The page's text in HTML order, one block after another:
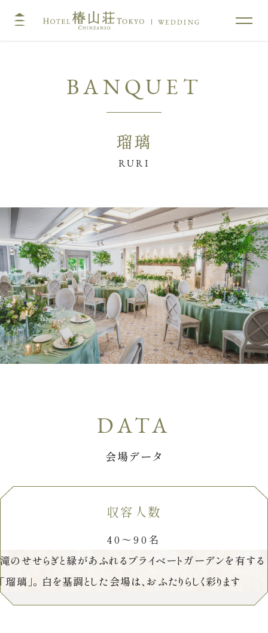
WEDDING
披露宴
中披露宴会場
小披露宴会場
フォトガイドツアー 料理
ドレス・和装 プラン
ウエディングレポート ブライダルフェア
アクセス Q&A
ご列席の皆様へ 結納・顔合わせ
トピックス 結婚準備ガイド
ご成約者様へ
お気軽にお問い合せください
お問合せ ・ 資料請求
瑠璃
会場データ
収容人数
40～90名
滝のせせらぎと緑があふれるプライベートガーデンを有する
「瑠璃」。 白を基調とした会場は、おふたりらしく彩ります